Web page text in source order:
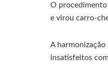
O procedimento
e virou carro-
A
insatisfeitos